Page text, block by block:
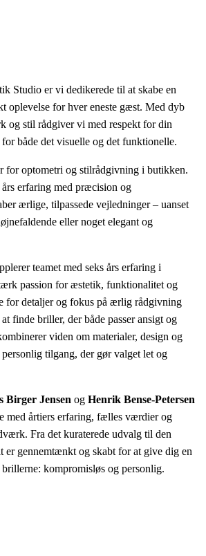
Studio er vi dedikerede til at skabe en
oplevelse for hver eneste gæst. Med dyb
og stil rådgiver vi med respekt for din
både det visuelle og det funktionelle.
for optometri og stilrådgivning i butikken.
erfaring med præcision og
ærlige, tilpassede vejledninger – uanset
eller noget elegant og
teamet med seks års erfaring i
passion for æstetik, funktionalitet og
for detaljer og fokus på ærlig rådgivning
finde briller, der både passer ansigt og
viden om materialer, design og
tilgang, der gør valget let og
Birger Jensen og Henrik Bense-Petersen
med årtiers erfaring, fælles værdier og
Fra det kuraterede udvalg til den
er gennemtænkt og skabt for at give dig en
kompromisløs og personlig.